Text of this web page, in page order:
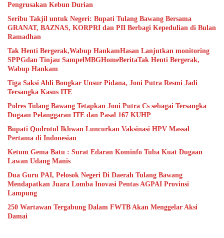
Pengrusakan Kebun Durian
Seribu Takjil untuk Negeri: Bupati Tulang Bawang Bersama
GRANAT, BAZNAS, KORPRI dan PII Berbagi Kepedulian di Bulan
Ramadhan
Tak Henti Bergerak,Wabup HankamHasan Lanjutkan monitoring
SPPGdan Tinjau SampelMBGHomeBeritaTak Henti Bergerak,
Wabup Hankam
Tiga Saksi Ahli Bongkar Unsur Pidana, Joni Putra Resmi Jadi
Tersangka Kasus ITE
Polres Tulang Bawang Tetapkan Joni Putra Cs sebagai Tersangka
Dugaan Pelanggaran ITE dan Pasal 167 KUHP
Bupati Qudrotul Ikhwan Luncurkan Vaksinasi HPV Massal
Pertama di Indonesian
Ketum Gema Batu : Surat Edaran Kominfo Tuba Kuat Dugaan
Lawan Udang Manis
Dua Guru PAI, Pelosok Negeri Di Daerah Tulang Bawang
Mendapatkan Juara Lomba Inovasi Pentas AGPAI Provinsi
Lampung
250 Wartawan Tergabung Dalam FWTB Akan Menggelar Aksi
Damai